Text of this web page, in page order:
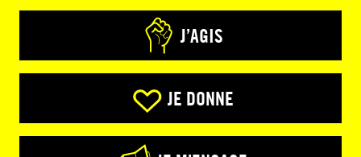
J’AGIS
JE DONNE